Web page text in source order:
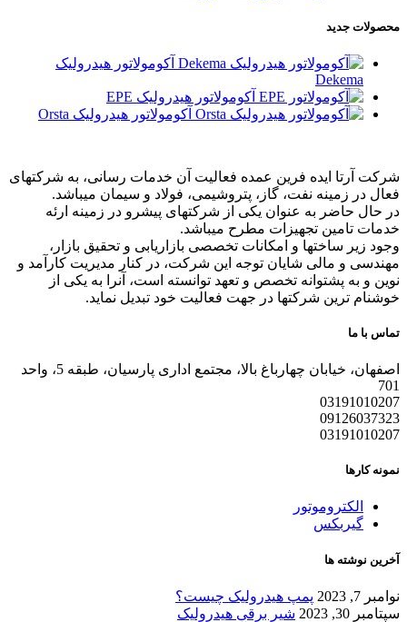
محصولات جدید
آکومولاتور هیدرولیک
Dekema
آکومولاتور هیدرولیک EPE
آکومولاتور هیدرولیک Orsta
شرکت آرتا ایده فرین عمده فعالیت آن خدمات رسانی، به شرکتهای
فعال در زمینه نفت، گاز، پتروشیمی، فولاد و سیمان میباشد.
در حال حاضر به عنوان یکی از شرکتهای پیشرو در زمینه ارئه
خدمات تامین تجهیزات مطرح میباشد.
وجود زیر ساختها و امکانات تخصصی بازاریابی و تحقیق بازار،
مهندسی و مالی شایان توجه این شرکت، در کنار مدیریت کارآمد و
نوین و به پشتوانه تخصص و تعهد توانسته است، آنرا به یکی از
خوشنام ترین شرکتها در جهت فعالیت خود تبدیل نماید.
تماس با ما
اصفهان، خیابان چهارباغ بالا، مجتمع اداری پارسیان، طبقه 5، واحد
701
03191010207
09126037323
03191010207
نمونه کارها
الکتروموتور
گیربکس
آخرین نوشته ها
نوامبر 7, 2023
پمپ هیدرولیک چیست؟
سپتامبر 30, 2023
شیر برقی هیدرولیک